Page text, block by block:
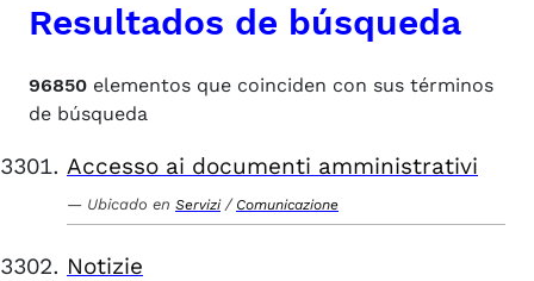
Resultados de búsqueda
96850 elementos que coinciden con sus términos
de búsqueda
Accesso ai documenti amministrativi
Ubicado en Servizi / Comunicazione
Notizie